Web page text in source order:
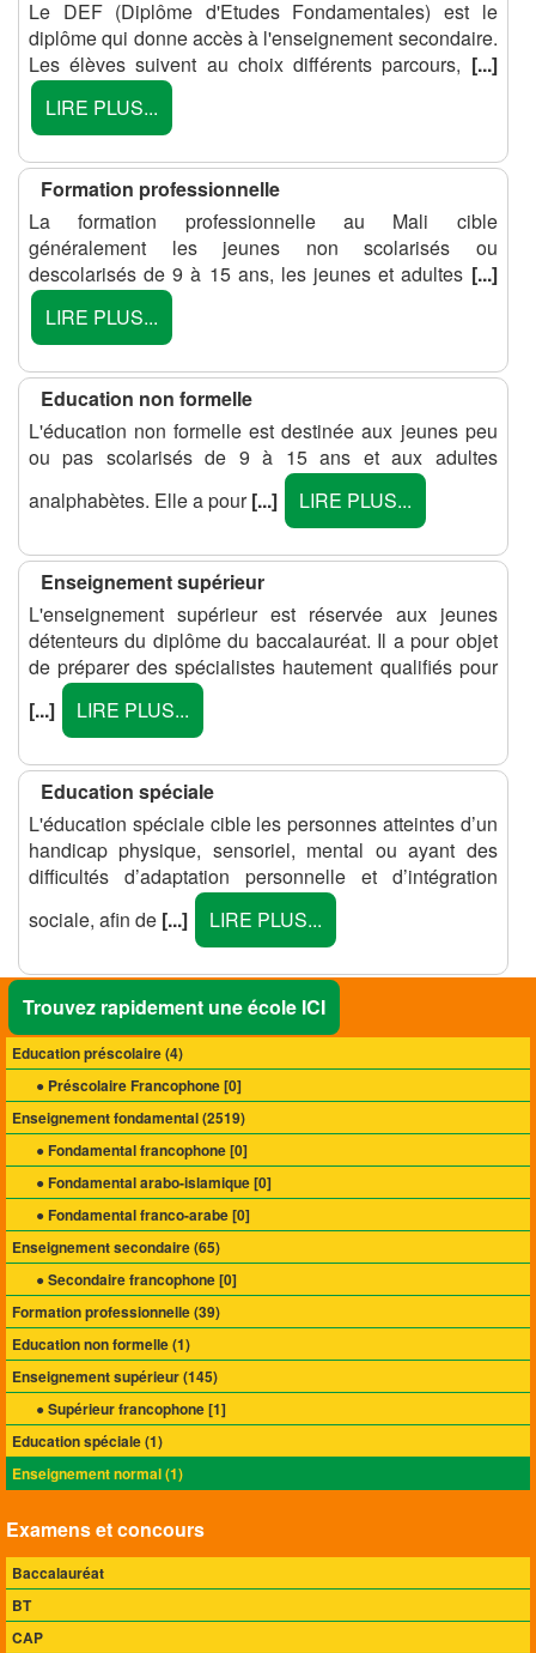
Le DEF (Diplôme d'Etudes Fondamentales) est le
diplôme qui donne accès à l'enseignement secondaire.
Les élèves suivent au choix différents parcours, [...]
LIRE PLUS...
Formation professionnelle
La formation professionnelle au Mali cible
généralement les jeunes non scolarisés ou
descolarisés de 9 à 15 ans, les jeunes et adultes [...]
LIRE PLUS...
Education non formelle
L'éducation non formelle est destinée aux jeunes peu
ou pas scolarisés de 9 à 15 ans et aux adultes
analphabètes. Elle a pour[...] LIRE PLUS...
Enseignement supérieur
L'enseignement supérieur est réservée aux jeunes
détenteurs du diplôme du baccalauréat. Il a pour objet
de préparer des spécialistes hautement qualifiés pour
[...]
LIRE PLUS...
Education spéciale
L'éducation spéciale cible les personnes atteintes d’un
handicap physique, sensoriel, mental ou ayant des
difficultés d’adaptation personnelle et d’intégration
sociale, afin de [...] LIRE PLUS...
Trouvez rapidement une école ICI
Education préscolaire (4)
● Préscolaire Francophone [0]
Enseignement fondamental (2519)
● Fondamental francophone [0]
● Fondamental arabo-islamique [0]
● Fondamental franco-arabe [0]
Enseignement secondaire (65)
● Secondaire francophone [0]
Formation professionnelle (39)
Education non formelle (1)
Enseignement supérieur (145)
● Supérieur francophone [1]
Education spéciale (1)
Enseignement normal (1)
Examens et concours
Baccalauréat
BT
CAP